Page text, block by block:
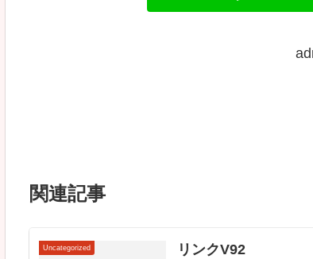
関連記事
Uncategorized リンクV92